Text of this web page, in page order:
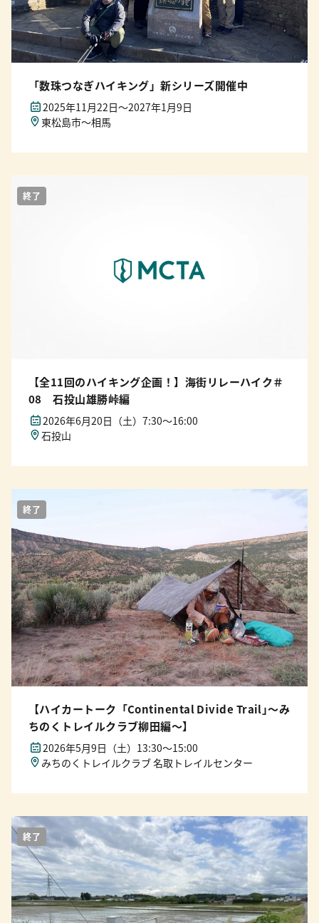
「数珠つなぎハイキング」新シリーズ開催中
2025年11月22日〜2027年1月9日
東松島市～相馬
終了
【全11回のハイキング企画！】海街リレーハイク＃
08 石投山雄勝峠編
2026年6月20日（土）7:30〜16:00
石投山
終了
【ハイカートーク「Continental Divide Trail｣〜み
ちのくトレイルクラブ柳田編〜】
2026年5月9日（土）13:30〜15:00
みちのくトレイルクラブ 名取トレイルセンター
終了